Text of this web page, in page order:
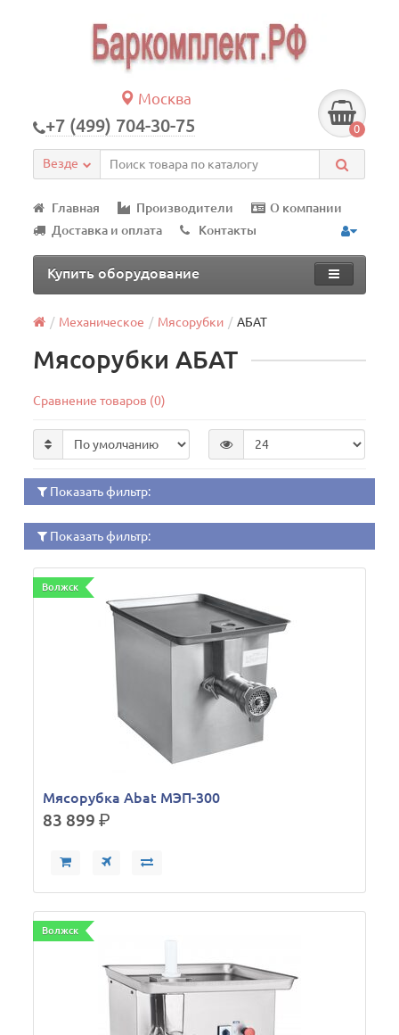
Москва
+7 (499) 704-30-75 0
Везде
Главная Производители
О компании
Доставка и оплата
Контакты
Купить оборудование
Механическое Мясорубки АБАТ
Мясорубки АБАТ
Сравнение товаров (0)
Показать фильтр:
Показать фильтр:
Волжск
Мясорубка Abat МЭП-300
83 899р.
Волжск